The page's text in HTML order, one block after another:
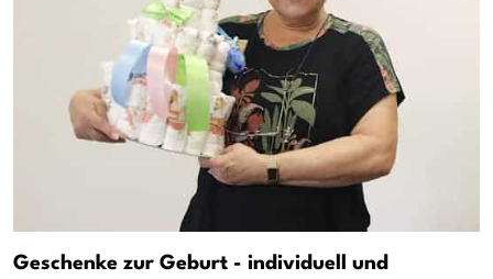
Geschenke zur Geburt - individuell und